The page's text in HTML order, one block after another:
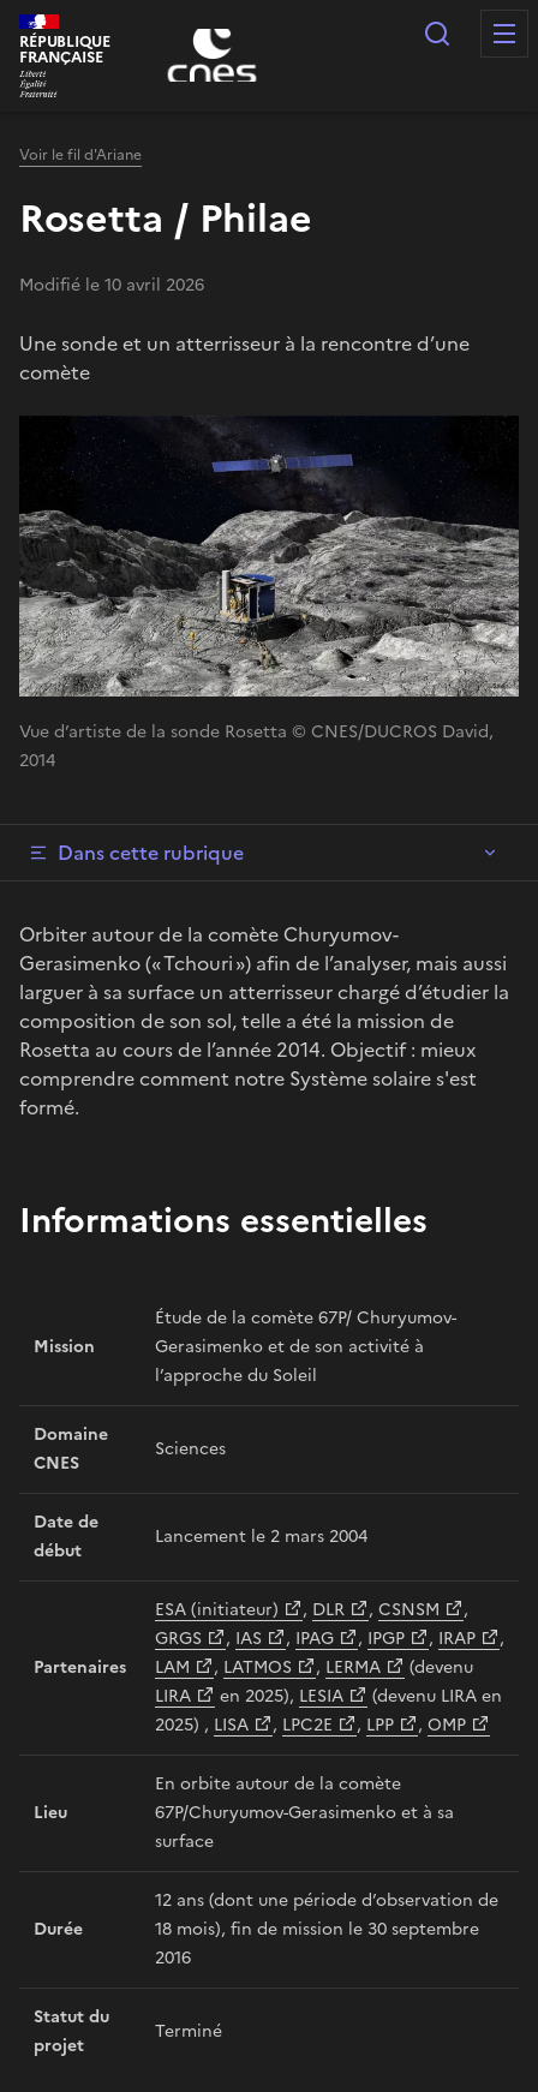
Panneau de gestion des cookies
RÉPUBLIQUE
FRANÇAISE
Voir le fil d'Ariane
Rosetta / Philae
Modifié le 10 avril 2026
Une sonde et un atterrisseur à la rencontre d’une
comète
Vue d’artiste de la sonde Rosetta © CNES/DUCROS David,
2014
Dans cette rubrique
Orbiter autour de la comète Churyumov-
Gerasimenko (« Tchouri ») afin de l’analyser, mais aussi
larguer à sa surface un atterrisseur chargé d’étudier la
composition de son sol, telle a été la mission de
Rosetta au cours de l’année 2014. Objectif : mieux
comprendre comment notre Système solaire s'est
formé.
Informations essentielles
Mission
Étude de la comète 67P/ Churyumov-
Gerasimenko et de son activité à
l’approche du Soleil
Domaine
CNES
Sciences
Date de
début
Lancement le 2 mars 2004
Partenaires
ESA (initiateur) , DLR , CSNSM
,
GRGS
, IAS , IPAG , IPGP , IRAP
,
LAM
, LATMOS , LERMA
(devenu
LIRA
en 2025), LESIA
(devenu LIRA en
2025) , LISA , LPC2E , LPP , OMP
Lieu
En orbite autour de la comète
67P/Churyumov-Gerasimenko et à sa
surface
Durée
12 ans (dont une période d’observation de
18 mois), fin de mission le 30 septembre
2016
Statut du
projet
Terminé